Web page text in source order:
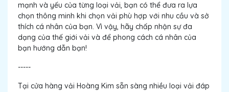
mạnh và yếu của từng loại vải, bạn có thể đưa ra lựa
chọn thông minh khi chọn vải phù hợp với nhu cầu và sở
thích cá nhân của bạn. Vì vậy, hãy chấp nhận sự đa
dạng của thế giới vải và để phong cách cá nhân của
bạn hướng dẫn bạn!
-----
Tại cửa hàng vải Hoàng Kim sẵn sàng nhiều loại vải đáp